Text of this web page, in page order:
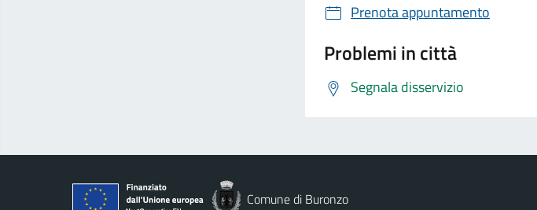
Prenota appuntamento
Problemi in città
Segnala disservizio
Comune di Buronzo